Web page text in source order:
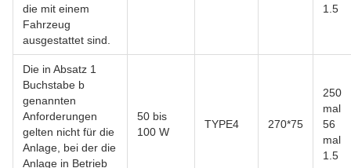
die mit einem
Fahrzeug
ausgestattet sind.
1.5
Die in Absatz 1
Buchstabe b
genannten
Anforderungen
gelten nicht für die
Anlage, bei der die
Anlage in Betrieb
50 bis
100 W
TYPE4 270*75
250
mal
56
mal
1.5